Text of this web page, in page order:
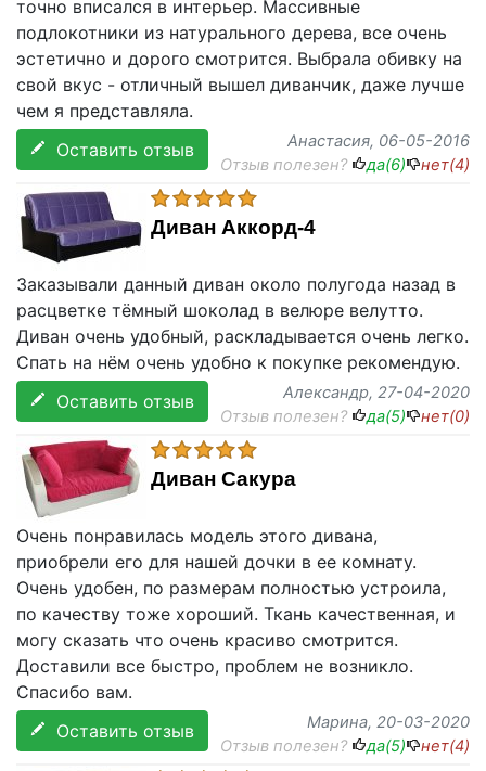
точно вписался в интерьер. Массивные
подлокотники из натурального дерева, все очень
эстетично и дорого смотрится. Выбрала обивку на
свой вкус - отличный вышел диванчик, даже лучше
чем я представляла.
Оставить отзыв
Анастасия, 06-05-2016
Отзыв полезен?
да(6) нет(4)
Диван Аккорд-4
Заказывали данный диван около полугода назад в
расцветке тёмный шоколад в велюре велутто.
Диван очень удобный, раскладывается очень легко.
Спать на нём очень удобно к покупке рекомендую.
Оставить отзыв
Александр, 27-04-2020
Отзыв полезен?
да(5) нет(0)
Диван Сакура
Очень понравилась модель этого дивана,
приобрели его для нашей дочки в ее комнату.
Очень удобен, по размерам полностью устроила,
по качеству тоже хороший. Ткань качественная, и
могу сказать что очень красиво смотрится.
Доставили все быстро, проблем не возникло.
Спасибо вам.
Оставить отзыв
Марина, 20-03-2020
Отзыв полезен?
да(5) нет(4)